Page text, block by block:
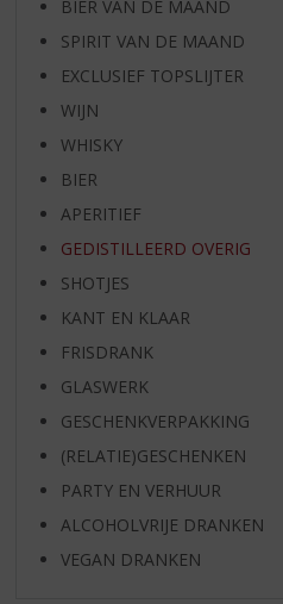
BIER VAN DE MAAND
SPIRIT VAN DE MAAND
EXCLUSIEF TOPSLIJTER
WIJN
WHISKY
BIER
APERITIEF
GEDISTILLEERD OVERIG
SHOTJES
KANT EN KLAAR
FRISDRANK
GLASWERK
GESCHENKVERPAKKING
(RELATIE)GESCHENKEN
PARTY EN VERHUUR
ALCOHOLVRIJE DRANKEN
VEGAN DRANKEN